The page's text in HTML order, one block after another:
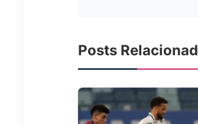
Posts